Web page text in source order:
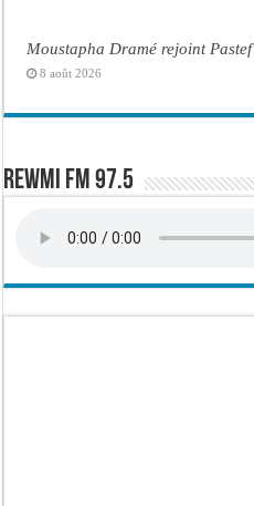
Moustapha Dramé rejoint Pastef
8 août 2026
Rewmi FM 97.5